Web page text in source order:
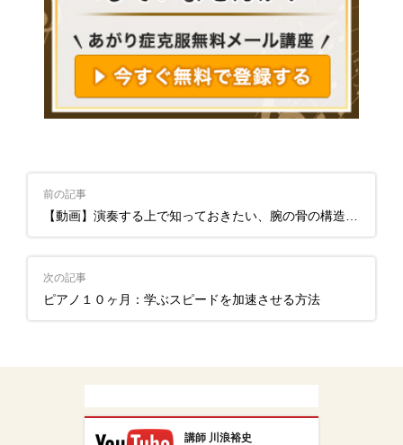
前の記事
【動画】演奏する上で知っておきたい、腕の骨の構造について
次の記事
ピアノ１０ヶ月：学ぶスピードを加速させる方法
講師 川浪裕史